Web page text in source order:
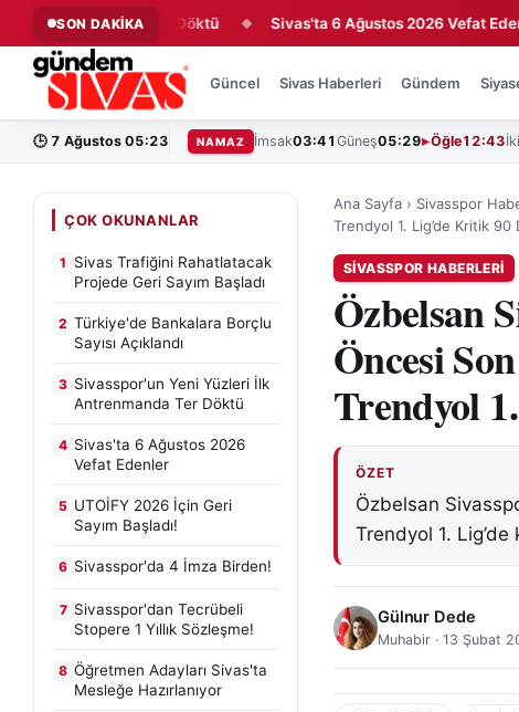
SON DAKİKA
Ter Döktü ◆ Sivas'ta 6 Ağustos 2026 Vefat Edenler
Güncel Sivas Haberleri Gündem
🕒 7 Ağustos 05:23 NAMAZ İmsak03:41 Güneş05:29 Öğle12:43
ÇOK OKUNANLAR
1 Sivas Trafiğini Rahatlatacak
Projede Geri Sayım Başladı
2 Türkiye'de Bankalara Borçlu
Sayısı Açıklandı
3 Sivasspor'un Yeni Yüzleri İlk
Antrenmanda Ter Döktü
4 Sivas'ta 6 Ağustos 2026
Vefat Edenler
5 UTOİFY 2026 İçin Geri
Sayım Başladı!
6 Sivasspor'da 4 İmza Birden!
7 Sivasspor'dan Tecrübeli
Stopere 1 Yıllık Sözleşme!
8 Öğretmen Adayları Sivas'ta
Mesleğe Hazırlanıyor
Ana Sayfa › Sivasspor
Trendyol 1. Lig’de Kritik 90
SIVASSPOR HABERLERI
Özbelsan
Öncesi
Trendyol
ÖZET
Özbelsan
Trendyol 1.
Gülnur Dede
Muhabir · 13 Şubat